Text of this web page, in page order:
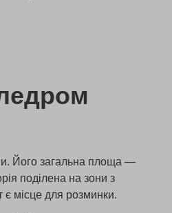
Його загальна площа —
поділена на зони з
є місце для розминки.